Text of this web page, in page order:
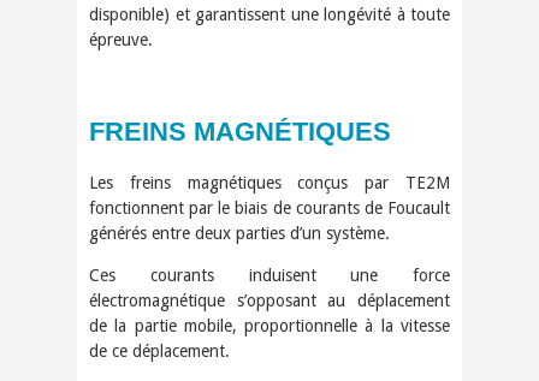
disponible) et garantissent une longévité à toute
épreuve.
FREINS MAGNÉTIQUES
Les freins magnétiques conçus par TE2M
fonctionnent par le biais de courants de Foucault
générés entre deux parties d’un système.
Ces courants induisent une force
électromagnétique s’opposant au déplacement
de la partie mobile, proportionnelle à la vitesse
de ce déplacement.